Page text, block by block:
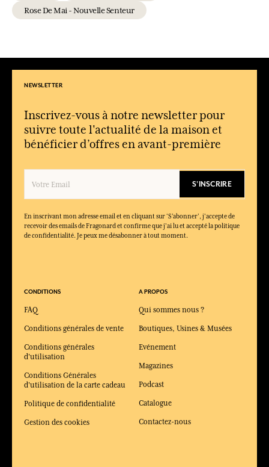
Rose De Mai - Nouvelle Senteur
NEWSLETTER
Inscrivez-vous à notre newsletter pour
suivre toute l'actualité de la maison et
bénéficier d’offres en avant-première
S'INSCRIRE
En inscrivant mon adresse email et en cliquant sur ‘S’abonner’, j'accepte de
recevoir des emails de Fragonard et confirme que j'ai lu et accepté la politique
de confidentialité. Je peux me désabonner à tout moment.
CONDITIONS
FAQ
Conditions générales de vente
Conditions générales
d'utilisation
Conditions Générales
d'utilisation de la carte cadeau
Politique de confidentialité
Gestion des cookies
A PROPOS
Qui sommes nous ?
Boutiques, Usines & Musées
Evénement
Magazines
Podcast
Catalogue
Contactez-nous